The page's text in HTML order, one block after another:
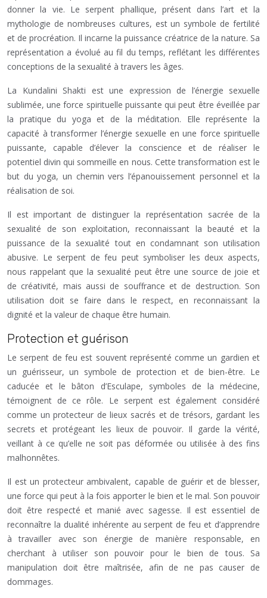
donner la vie. Le serpent phallique, présent dans l’art et la
mythologie de nombreuses cultures, est un symbole de fertilité
et de procréation. Il incarne la puissance créatrice de la nature. Sa
représentation a évolué au fil du temps, reflétant les différentes
conceptions de la sexualité à travers les âges.
La Kundalini Shakti est une expression de l’énergie sexuelle
sublimée, une force spirituelle puissante qui peut être éveillée par
la pratique du yoga et de la méditation. Elle représente la
capacité à transformer l’énergie sexuelle en une force spirituelle
puissante, capable d’élever la conscience et de réaliser le
potentiel divin qui sommeille en nous. Cette transformation est le
but du yoga, un chemin vers l’épanouissement personnel et la
réalisation de soi.
Il est important de distinguer la représentation sacrée de la
sexualité de son exploitation, reconnaissant la beauté et la
puissance de la sexualité tout en condamnant son utilisation
abusive. Le serpent de feu peut symboliser les deux aspects,
nous rappelant que la sexualité peut être une source de joie et
de créativité, mais aussi de souffrance et de destruction. Son
utilisation doit se faire dans le respect, en reconnaissant la
dignité et la valeur de chaque être humain.
Protection et guérison
Le serpent de feu est souvent représenté comme un gardien et
un guérisseur, un symbole de protection et de bien-être. Le
caducée et le bâton d’Esculape, symboles de la médecine,
témoignent de ce rôle. Le serpent est également considéré
comme un protecteur de lieux sacrés et de trésors, gardant les
secrets et protégeant les lieux de pouvoir. Il garde la vérité,
veillant à ce qu’elle ne soit pas déformée ou utilisée à des fins
malhonnêtes.
Il est un protecteur ambivalent, capable de guérir et de blesser,
une force qui peut à la fois apporter le bien et le mal. Son pouvoir
doit être respecté et manié avec sagesse. Il est essentiel de
reconnaître la dualité inhérente au serpent de feu et d’apprendre
à travailler avec son énergie de manière responsable, en
cherchant à utiliser son pouvoir pour le bien de tous. Sa
manipulation doit être maîtrisée, afin de ne pas causer de
dommages.